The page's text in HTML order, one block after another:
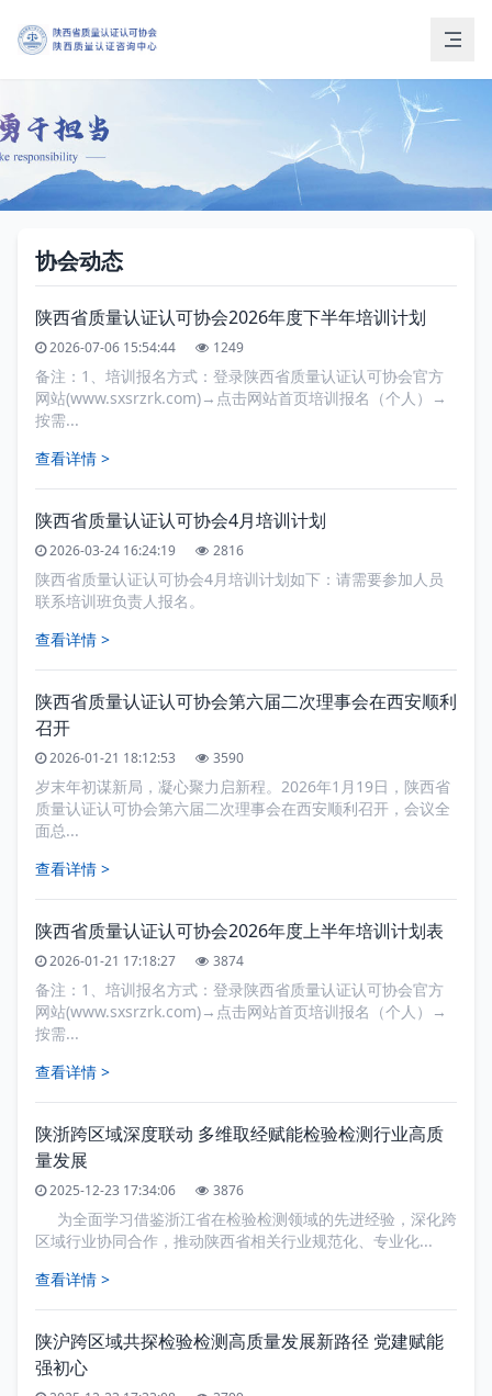
协会动态
陕西省质量认证认可协会2026年度下半年培训计划
2026-07-06 15:54:44 1249
备注：1、培训报名方式：登录陕西省质量认证认可协会官方
网站(www.sxsrzrk.com)→点击网站首页培训报名（个人）→
按需...
查看详情 >
陕西省质量认证认可协会4月培训计划
2026-03-24 16:24:19 2816
陕西省质量认证认可协会4月培训计划如下：请需要参加人员
联系培训班负责人报名。
查看详情 >
陕西省质量认证认可协会第六届二次理事会在西安顺利
召开
2026-01-21 18:12:53 3590
岁末年初谋新局，凝心聚力启新程。2026年1月19日，陕西省
质量认证认可协会第六届二次理事会在西安顺利召开，会议全
面总...
查看详情 >
陕西省质量认证认可协会2026年度上半年培训计划表
2026-01-21 17:18:27 3874
备注：1、培训报名方式：登录陕西省质量认证认可协会官方
网站(www.sxsrzrk.com)→点击网站首页培训报名（个人）→
按需...
查看详情 >
陕浙跨区域深度联动 多维取经赋能检验检测行业高质
量发展
2025-12-23 17:34:06 3876
为全面学习借鉴浙江省在检验检测领域的先进经验，深化跨
区域行业协同合作，推动陕西省相关行业规范化、专业化...
查看详情 >
陕沪跨区域共探检验检测高质量发展新路径 党建赋能
强初心